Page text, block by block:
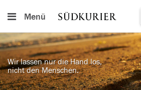
Menü
Wir lassen nur die Hand los,
nicht den Menschen.